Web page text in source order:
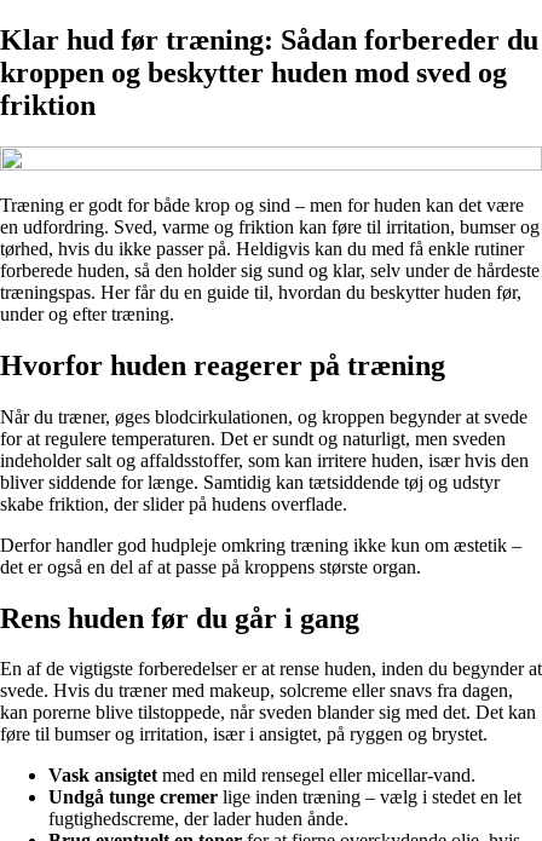
Klar hud før træning: Sådan forbereder du
kroppen og beskytter huden mod sved og
friktion
Træning er godt for både krop og sind – men for huden kan det være
en udfordring. Sved, varme og friktion kan føre til irritation, bumser og
tørhed, hvis du ikke passer på. Heldigvis kan du med få enkle rutiner
forberede huden, så den holder sig sund og klar, selv under de hårdeste
træningspas. Her får du en guide til, hvordan du beskytter huden før,
under og efter træning.
Hvorfor huden reagerer på træning
Når du træner, øges blodcirkulationen, og kroppen begynder at svede
for at regulere temperaturen. Det er sundt og naturligt, men sveden
indeholder salt og affaldsstoffer, som kan irritere huden, især hvis den
bliver siddende for længe. Samtidig kan tætsiddende tøj og udstyr
skabe friktion, der slider på hudens overflade.
Derfor handler god hudpleje omkring træning ikke kun om æstetik –
det er også en del af at passe på kroppens største organ.
Rens huden før du går i gang
En af de vigtigste forberedelser er at rense huden, inden du begynder at
svede. Hvis du træner med makeup, solcreme eller snavs fra dagen,
kan porerne blive tilstoppede, når sveden blander sig med det. Det kan
føre til bumser og irritation, især i ansigtet, på ryggen og brystet.
Vask ansigtetmed en mild rensegel eller micellar-vand.
Undgå tunge cremer lige inden træning – vælg i stedet en let
fugtighedscreme, der lader huden ånde.